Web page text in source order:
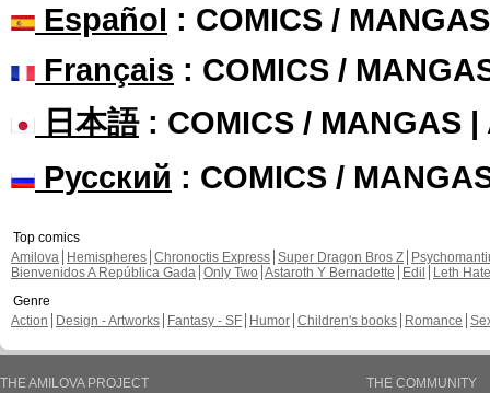
Español : COMICS /
Français : COMICS /
日本語: COMICS / MANGAS |
Русский : COMICS /
Top comics
Amilova
Hemispheres Chronoctis Express Super Dragon Bros Z
Bienvenidos A República Gada Only Two Astaroth Y Bernadette Edil
Leth Hate
Genre
Action
Design - Artworks Fantasy - SF Humor Children's books Romance
THE AMILOVA PROJECT
THE COMMUNITY